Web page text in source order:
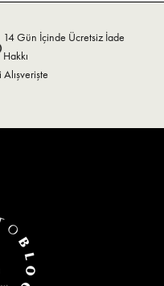
14 Gün İçinde Ücretsiz İade
Hakkı